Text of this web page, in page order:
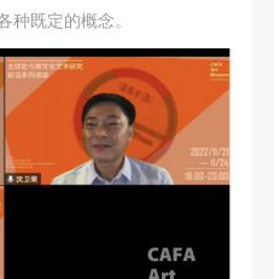
既定的概念。